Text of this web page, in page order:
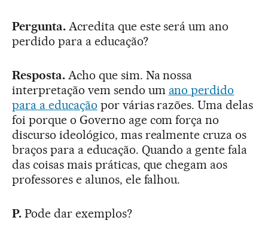
Pergunta. Acredita que este será um ano
perdido para a educação?
Resposta. Acho que sim. Na nossa
interpretação vem sendo um ano perdido
para a educação por várias razões. Uma delas
foi porque o Governo age com força no
discurso ideológico, mas realmente cruza os
braços para a educação. Quando a gente fala
das coisas mais práticas, que chegam aos
professores e alunos, ele falhou.
P. Pode dar exemplos?